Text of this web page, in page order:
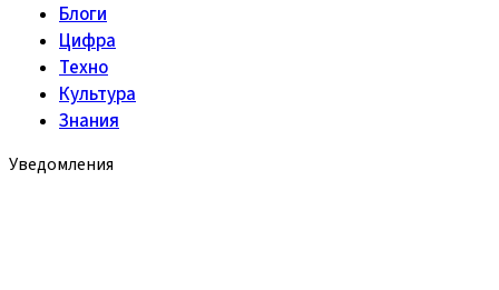
Блоги
Цифра
Техно
Культура
Знания
Уведомления